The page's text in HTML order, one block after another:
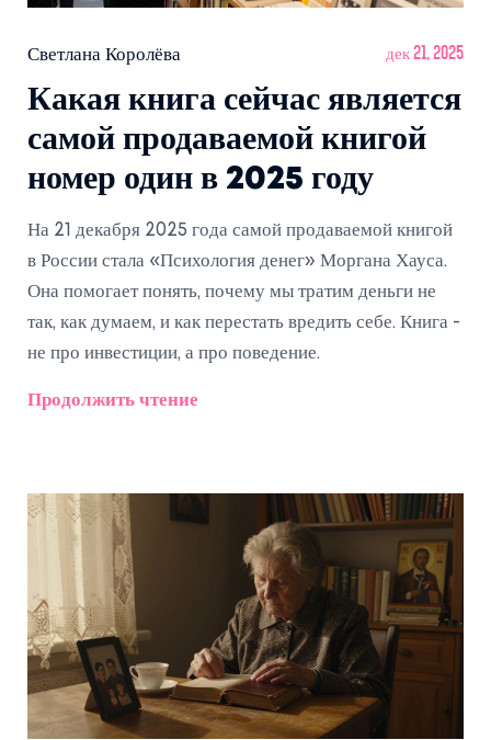
Светлана Королёва дек 21, 2025
Какая книга сейчас является
самой продаваемой книгой
номер один в 2025 году
На 21 декабря 2025 года самой продаваемой книгой
в России стала «Психология денег» Моргана Хауса.
Она помогает понять, почему мы тратим деньги не
так, как думаем, и как перестать вредить себе. Книга -
не про инвестиции, а про поведение.
Продолжить чтение